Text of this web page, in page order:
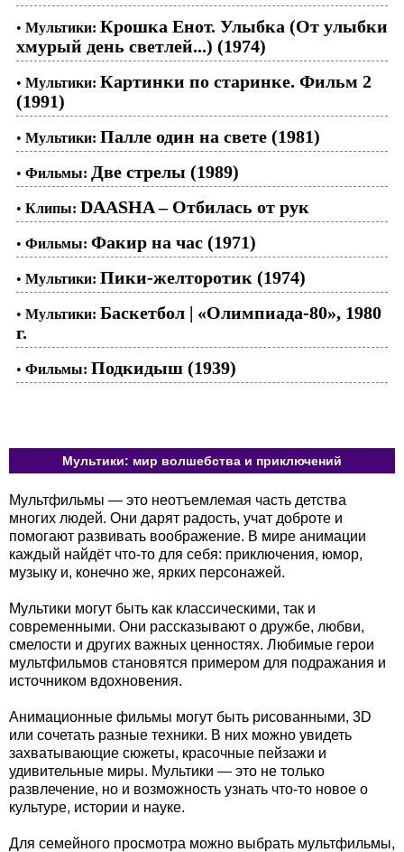
• Мультики: Крошка Енот. Улыбка (От улыбки
хмурый день светлей...) (1974)
• Мультики: Картинки по старинке. Фильм 2
(1991)
• Мультики: Палле один на свете (1981)
• Фильмы: Две стрелы (1989)
• Клипы: DAASHA – Отбилась от рук
• Фильмы: Факир на час (1971)
• Мультики: Пики-желторотик (1974)
• Мультики: Баскетбол | «Олимпиада-80», 1980
г.
• Фильмы: Подкидыш (1939)
Мультики: мир волшебства и приключений
Мультфильмы — это неотъемлемая часть детства
многих людей. Они дарят радость, учат доброте и
помогают развивать воображение. В мире анимации
каждый найдёт что-то для себя: приключения, юмор,
музыку и, конечно же, ярких персонажей.
Мультики могут быть как классическими, так и
современными. Они рассказывают о дружбе, любви,
смелости и других важных ценностях. Любимые герои
мультфильмов становятся примером для подражания и
источником вдохновения.
Анимационные фильмы могут быть рисованными, 3D
или сочетать разные техники. В них можно увидеть
захватывающие сюжеты, красочные пейзажи и
удивительные миры. Мультики — это не только
развлечение, но и возможность узнать что-то новое о
культуре, истории и науке.
Для семейного просмотра можно выбрать мультфильмы,